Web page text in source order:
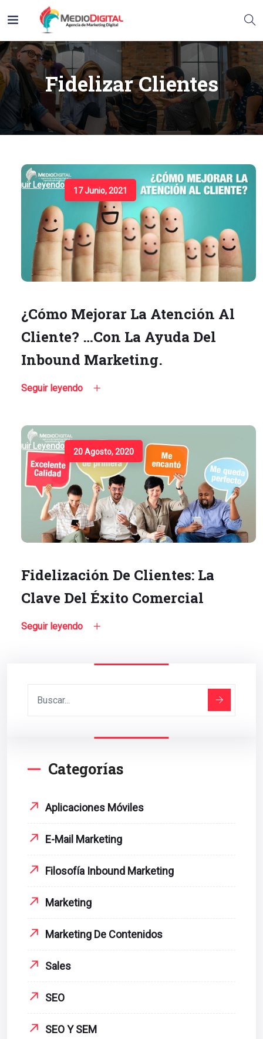
Fidelizar Clientes
Seguir Leyendo
17 Junio, 2021
¿Cómo Mejorar La Atención Al
Cliente? …Con La Ayuda Del
Inbound Marketing.
Seguir leyendo
Seguir Leyendo
20 Agosto, 2020
Fidelización De Clientes: La
Clave Del Éxito Comercial
Seguir leyendo
Categorías
Aplicaciones Móviles
E-Mail Marketing
Filosofía Inbound Marketing
Marketing
Marketing De Contenidos
Sales
SEO
SEO Y SEM